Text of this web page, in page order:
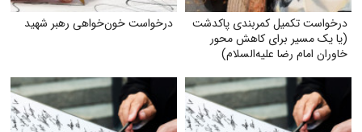
درخواست تکمیل کمربندی پاکدشت
(یا یک مسیر برای کاهش محور
خاوران امام رضا علیه‌السلام)
درخواست خون‌خواهی رهبر شهید